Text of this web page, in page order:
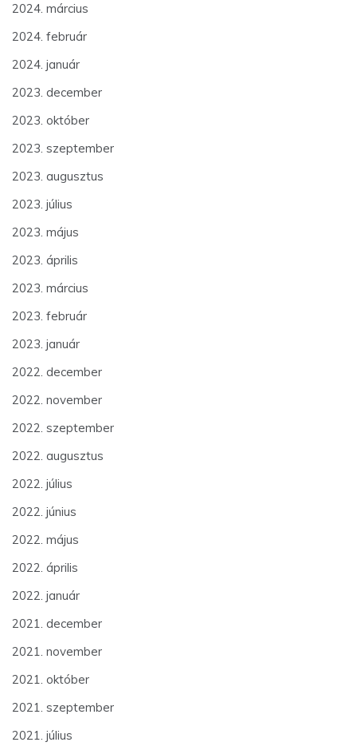
2024. március
2024. február
2024. január
2023. december
2023. október
2023. szeptember
2023. augusztus
2023. július
2023. május
2023. április
2023. március
2023. február
2023. január
2022. december
2022. november
2022. szeptember
2022. augusztus
2022. július
2022. június
2022. május
2022. április
2022. január
2021. december
2021. november
2021. október
2021. szeptember
2021. július